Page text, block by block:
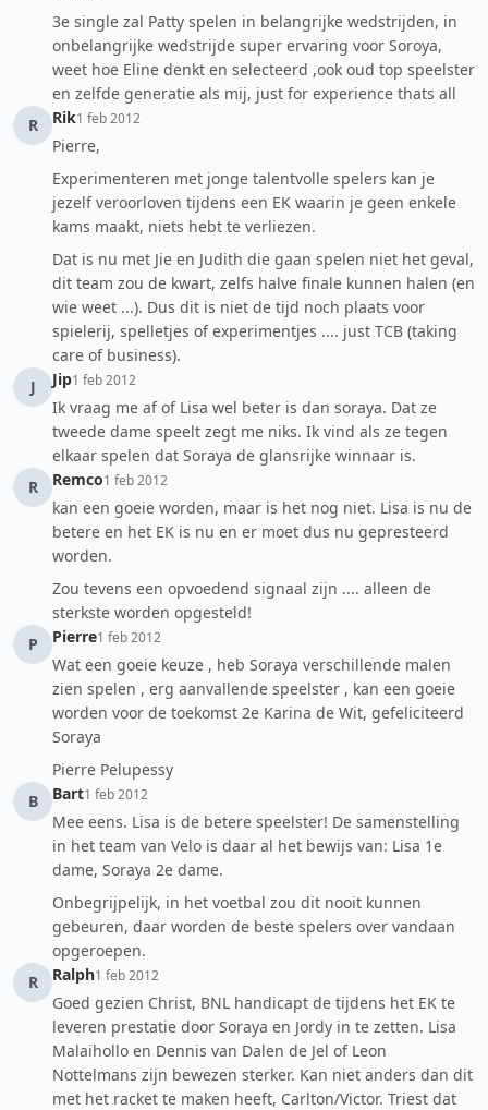
3e single zal Patty spelen in belangrijke wedstrijden, in
onbelangrijke wedstrijde super ervaring voor Soroya,
weet hoe Eline denkt en selecteerd ,ook oud top speelster
en zelfde generatie als mij, just for experience thats all
R
Rik1 feb 2012
Pierre,
Experimenteren met jonge talentvolle spelers kan je
jezelf veroorloven tijdens een EK waarin je geen enkele
kams maakt, niets hebt te verliezen.
Dat is nu met Jie en Judith die gaan spelen niet het geval,
dit team zou de kwart, zelfs halve finale kunnen halen (en
wie weet ...). Dus dit is niet de tijd noch plaats voor
spielerij, spelletjes of experimentjes .... just TCB (taking
care of business).
J
Jip1 feb 2012
Ik vraag me af of Lisa wel beter is dan soraya. Dat ze
tweede dame speelt zegt me niks. Ik vind als ze tegen
elkaar spelen dat Soraya de glansrijke winnaar is.
R
Remco1 feb 2012
kan een goeie worden, maar is het nog niet. Lisa is nu de
betere en het EK is nu en er moet dus nu gepresteerd
worden.
Zou tevens een opvoedend signaal zijn .... alleen de
sterkste worden opgesteld!
P
Pierre1 feb 2012
Wat een goeie keuze , heb Soraya verschillende malen
zien spelen , erg aanvallende speelster , kan een goeie
worden voor de toekomst 2e Karina de Wit, gefeliciteerd
Soraya
Pierre Pelupessy
B
Bart1 feb 2012
Mee eens. Lisa is de betere speelster! De samenstelling
in het team van Velo is daar al het bewijs van: Lisa 1e
dame, Soraya 2e dame.
Onbegrijpelijk, in het voetbal zou dit nooit kunnen
gebeuren, daar worden de beste spelers over vandaan
opgeroepen.
R
Ralph1 feb 2012
Goed gezien Christ, BNL handicapt de tijdens het EK te
leveren prestatie door Soraya en Jordy in te zetten. Lisa
Malaihollo en Dennis van Dalen de Jel of Leon
Nottelmans zijn bewezen sterker. Kan niet anders dan dit
met het racket te maken heeft, Carlton/Victor. Triest dat